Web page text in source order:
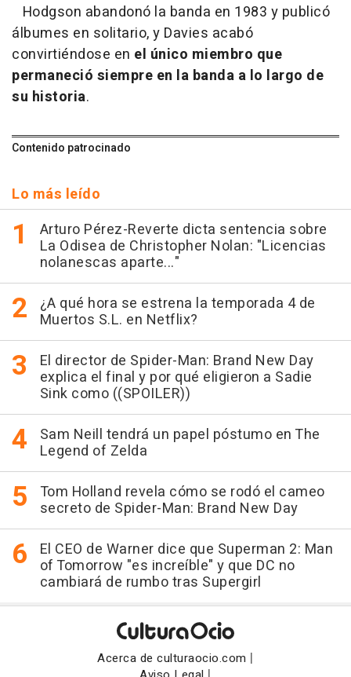
Hodgson abandonó la banda en 1983 y publicó
álbumes en solitario, y Davies acabó
convirtiéndose en el único miembro que
permaneció siempre en la banda a lo largo de
su historia.
Contenido patrocinado
Lo más leído
Arturo Pérez-Reverte dicta sentencia sobre
La Odisea de Christopher Nolan: "Licencias
nolanescas aparte..."
¿A qué hora se estrena la temporada 4 de
Muertos S.L. en Netflix?
El director de Spider-Man: Brand New Day
explica el final y por qué eligieron a Sadie
Sink como ((SPOILER))
Sam Neill tendrá un papel póstumo en The
Legend of Zelda
Tom Holland revela cómo se rodó el cameo
secreto de Spider-Man: Brand New Day
El CEO de Warner dice que Superman 2: Man
of Tomorrow "es increíble" y que DC no
cambiará de rumbo tras Supergirl
Acerca de culturaocio.com |